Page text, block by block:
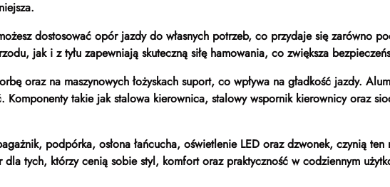
dostosować opór jazdy do własnych potrzeb, co przydaje się zarówno
jak i z tyłu zapewniają skuteczną siłę hamowania, co zwiększa
oraz na maszynowych łożyskach suport, co wpływa na gładkość jazdy.
Komponenty takie jak stalowa kierownica, stalowy wspornik kierownicy oraz
podpórka, osłona łańcucha, oświetlenie LED oraz dzwonek, czynią
tych, którzy cenią sobie styl, komfort oraz praktyczność w codziennym